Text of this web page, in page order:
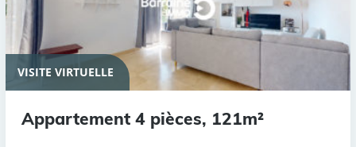
VISITE VIRTUELLE
Appartement 4 pièces, 121m²